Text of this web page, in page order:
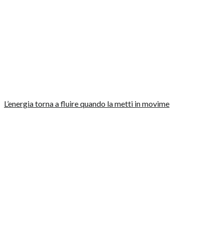
L’energia torna a fluire quando la metti in movime